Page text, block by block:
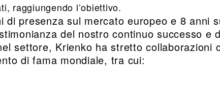
raggiungendo l’obiettivo.
di presenza sul mercato europeo e 8 anni
del nostro continuo successo e
settore, Krienko ha stretto collaborazioni
di fama mondiale, tra cui: